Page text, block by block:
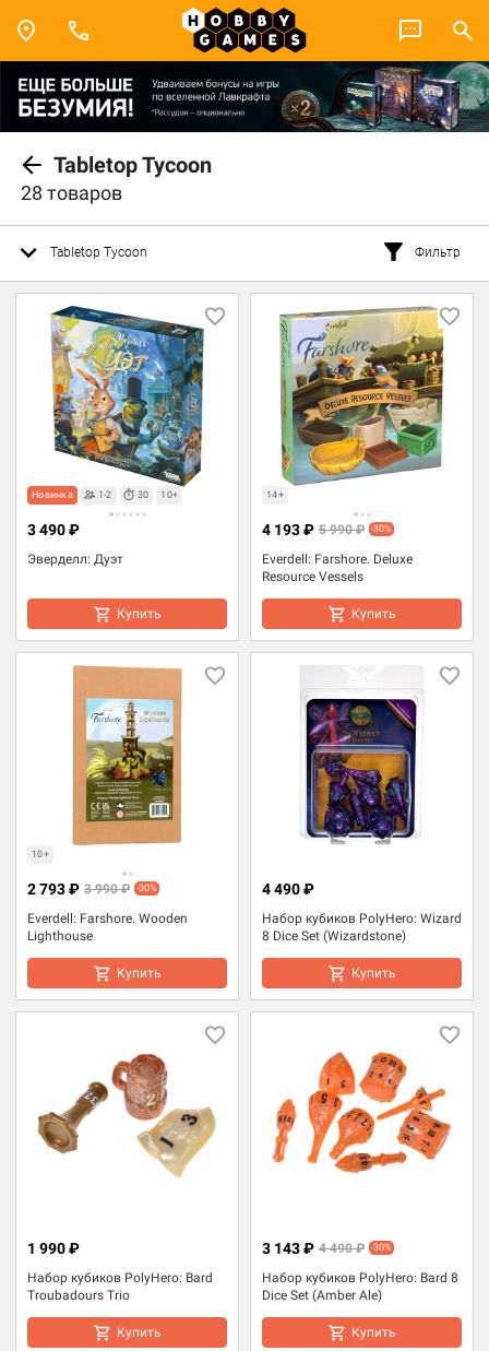
Tabletop Tycoon
28 товаров
Tabletop Tycoon Фильтр
Новинка 1-2 30 10+
Эверделл: Дуэт
3 490 ₽
Купить
14+
Everdell: Farshore. Deluxe
Resource Vessels
4 193 ₽ 5 990 ₽ -30%
Купить
10+
Everdell: Farshore. Wooden
Lighthouse
2 793 ₽ 3 990 ₽ -30%
Купить
Набор кубиков PolyHero: Wizard
8 Dice Set (Wizardstone)
4 490 ₽
Купить
Набор кубиков PolyHero: Bard
Troubadours Trio
1 990 ₽
Купить
Набор кубиков PolyHero: Bard 8
Dice Set (Amber Ale)
3 143 ₽ 4 490 ₽ -30%
Купить